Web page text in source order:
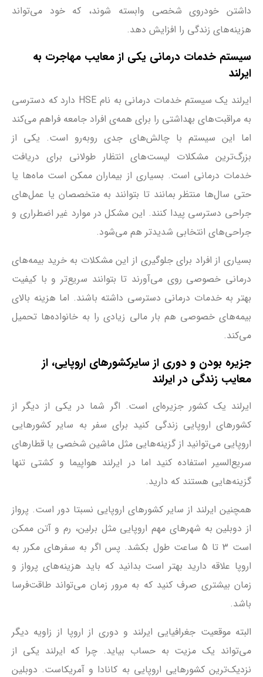
داشتن خودروی شخصی وابسته شوند، که خود می‌تواند
هزینه‌های زندگی را افزایش دهد.
سیستم خدمات درمانی یکی از معایب مهاجرت به
ایرلند
ایرلند یک سیستم خدمات درمانی به نام HSE دارد که دسترسی
به مراقبت‌های بهداشتی را برای همه‌ی افراد جامعه فراهم می‌کند
اما این سیستم با چالش‌های جدی روبه‌رو است. یکی از
بزرگ‌ترین مشکلات لیست‌های انتظار طولانی برای دریافت
خدمات درمانی است. بسیاری از بیماران ممکن است ماه‌ها یا
حتی سال‌ها منتظر بمانند تا بتوانند به متخصصان یا عمل‌های
جراحی دسترسی پیدا کنند. این مشکل در موارد غیر اضطراری و
جراحی‌های انتخابی شدیدتر هم می‌شود.
بسیاری از افراد برای جلوگیری از این مشکلات به خرید بیمه‌های
درمانی خصوصی روی می‌آورند تا بتوانند سریع‌تر و با کیفیت
بهتر به خدمات درمانی دسترسی داشته باشند. اما هزینه بالای
بیمه‌های خصوصی هم بار مالی زیادی را به خانواده‌ها تحمیل
می‌کند.
جزیره بودن و دوری از سایرکشورهای اروپایی، از
معایب زندگی در ایرلند
ایرلند یک کشور جزیره‌ای است. اگر شما در یکی از دیگر از
کشورهای اروپایی زندگی کنید برای سفر به سایر کشورهایی
اروپایی می‌توانید از گزینه‌هایی مثل ماشین شخصی یا قطارهای
سریع‌السیر استفاده کنید اما در ایرلند هواپیما و کشتی تنها
گزینه‌هایی هستند که دارید.
همچنین ایرلند از سایر کشورهای اروپایی نسبتا دور است. پرواز
از دوبلین به شهرهای مهم اروپایی مثل برلین، رم و آتن ممکن
است 3 تا 5 ساعت طول بکشد. پس اگر به سفرهای مکرر به
اروپا علاقه دارید بهتر است بدانید که باید هزینه‌های پرواز و
زمان بیشتری صرف کنید که به مرور زمان می‌تواند طاقت‌فرسا
باشد.
البته موقعیت جغرافیایی ایرلند و دوری از اروپا از زاویه دیگر
می‌تواند یک مزیت به حساب بیاید. چرا که ایرلند یکی از
نزدیک‌ترین کشورهایی اروپایی به کانادا و آمریکاست. دوبلین